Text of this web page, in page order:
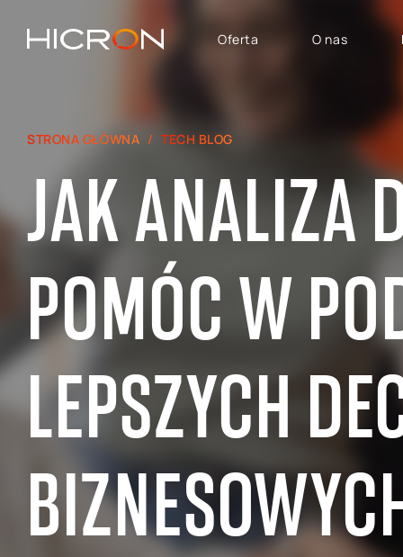
Oferta
Konsulting E-commerce
Atlassian
SAP SuccessFactors
SAP - Finanse, Controlling
i Analityka
Produkcji
SAP — Obszar Sprzedaży,
Marketingu i Obsługi
SAP dla sektora publicznego
SAP dla produkcji przemysłowej
SAP dla
SAP dla
O nas
STRONA GŁÓWNA TECH BLOG
JAK ANALIZA
POMÓC W
LEPSZYCH